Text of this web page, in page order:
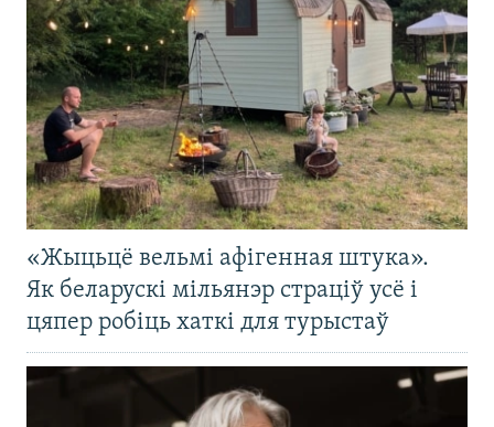
«Жыцьцё вельмі афігенная штука».
Як беларускі мільянэр страціў усё і
цяпер робіць хаткі для турыстаў